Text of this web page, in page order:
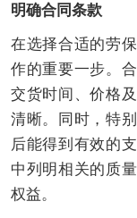
明确合同条款
在选择合适的劳
作的重要一步。
交货时间、价格
清晰。同时，特
后能得到有效的
中列明相关的质
权益。